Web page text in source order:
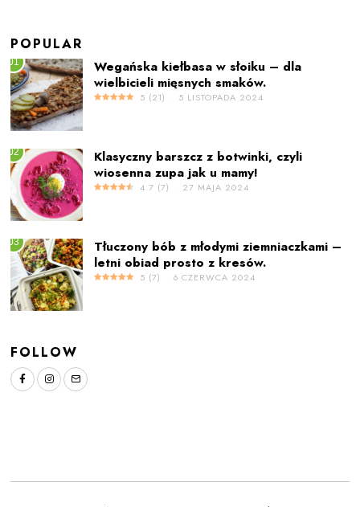
POPULAR
01
Wegańska kiełbasa w słoiku – dla
wielbicieli mięsnych smaków.
5 (21) 5 LISTOPADA 2024
02
Klasyczny barszcz z botwinki, czyli
wiosenna zupa jak u mamy!
4.7 (7) 27 MAJA 2024
03
Tłuczony bób z młodymi ziemniaczkami –
letni obiad prosto z kresów.
5 (7) 6 CZERWCA 2024
FOLLOW